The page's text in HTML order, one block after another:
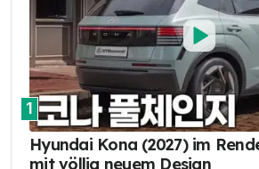
1
Hyundai Kona (2027) im
mit völlig neuem Design